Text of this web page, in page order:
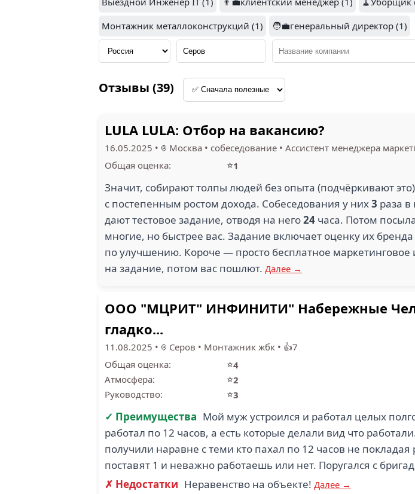
ФАЙНЭКС (1) АЛЮМ (1)
1
САТОЛ (1)
ТРАНСНЕФТЬ
ПОДВОДСЕРВИС (1)
Монтажник металлоконструкций (1)
🧑‍💼генеральный директор (1)
Отзывы (39)
LULA LULA: Отбор на вакансию?
16.05.2025 • Москва • собеседование • Ассистент менеджера
Общая оценка:
⭐1
Значит, собирают толпы людей без опыта (подчёркивают
с постепенным ростом дохода. Собеседования у них3 раза
дают тестовое задание, отводя на него24 часа. Потом
многие, но быстрее вас. Задание включает оценку их
по улучшению. Короче — просто бесплатное
на задание, потом вас пошлют. Далее →
ООО "МЦРИТ" ИНФИНИТИ" Набережные
гладко...
11.08.2025 • Серов • Монтажник жбк • 👍7
Общая оценка:
⭐4
Атмосфера:
⭐2
Руководство:
⭐3
✓ Преимущества Мой муж устроился и работал целых
работал по 12 часов, а есть которые делали вид что
получили наравне с теми кто пахал по 12 часов не
поставят 1 и неважно работаешь или нет. Поругался с
✗ Недостатки Неравенство на объекте! Далее →